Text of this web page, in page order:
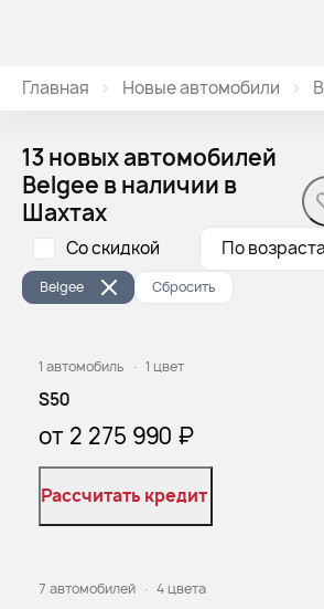
Главная Новые автомобили
13 новых автомобилей
Belgee в наличии в
Шахтах
Belgee Сбросить
Со скидкой По
1 автомобиль · 1 цвет
S50
от 2 275 990 ₽
Рассчитать кредит
7 автомобилей · 4 цвета